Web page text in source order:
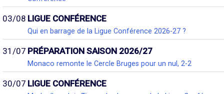
03/08 LIGUE CONFÉRENCE
Qui en barrage de la Ligue Conférence 2026-27 ?
31/07 PRÉPARATION SAISON 2026/27
Monaco remonte le Cercle Bruges pour un nul, 2-2
30/07 LIGUE CONFÉRENCE